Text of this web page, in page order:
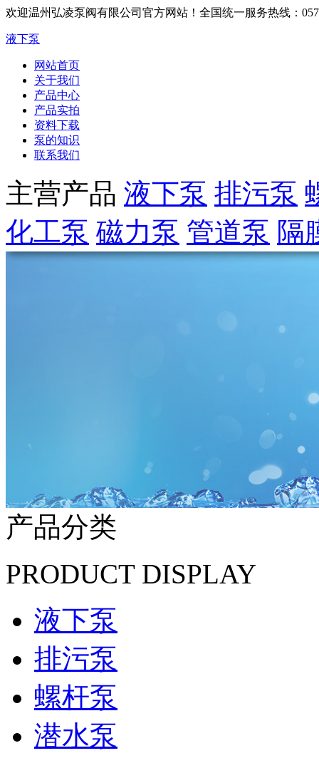
欢迎温州弘凌泵阀有限公司官方网站！ 全国统一服务热线：
液下泵
网站首页
关于我们
产品中心
产品实拍
资料下载
泵的知识
联系我们
主营产品 液下泵 排污泵
化工泵 磁力泵 管道泵 隔
产品分类
PRODUCT DISPLAY
液下泵
排污泵
螺杆泵
潜水泵